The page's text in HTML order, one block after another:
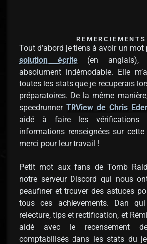
REMERCIEMENTS
Tout d’abord je tiens à avoir un mot
solution écrite(en anglais),
absolument indémodable. Elle
toutes les stats que je récupérais
préparatoires. De la même
speedrunner TRView de Chris
aidé à faire les vérifications
informations renseignées sur
merci pour leur travail !
Petit mot aux fans de Tomb
notre serveur Discord qui nous
peaufiner et trouver des astuces
tous ces achievements. Dan
relecture, tips et rectification, et
aidé avec le recensement
comptabilisés dans les stats du